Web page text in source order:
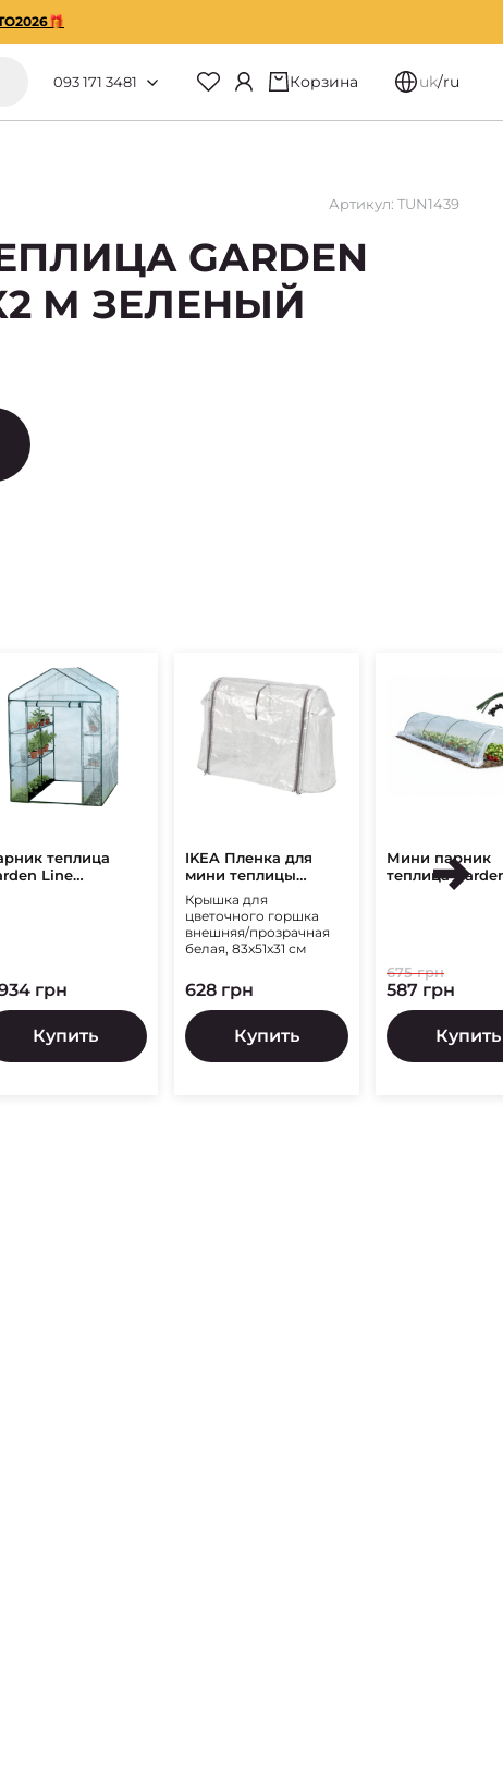
093 171 3481 Корзина uk/ru
Артикул: TUN1439
GARDEN
М ЗЕЛЕНЫЙ
теплица
Line
грн
Купить
IKEA Пленка для
мини теплицы
ASPAREN Белый
(ИКЕА АСПАРЕН)
Крышка для
цветочного горшка
внешняя/прозрачная
белая, 83x51x31 см
628 грн
Купить
Мини парник
теплица
600х50х50 см
675 грн
587 грн
Купить